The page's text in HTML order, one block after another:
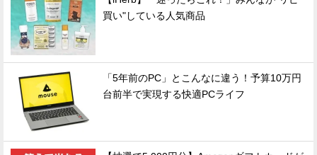
買い"している人気商品
「5年前のPC」とこんなに違う！予算10万円
台前半で実現する快適PCライフ